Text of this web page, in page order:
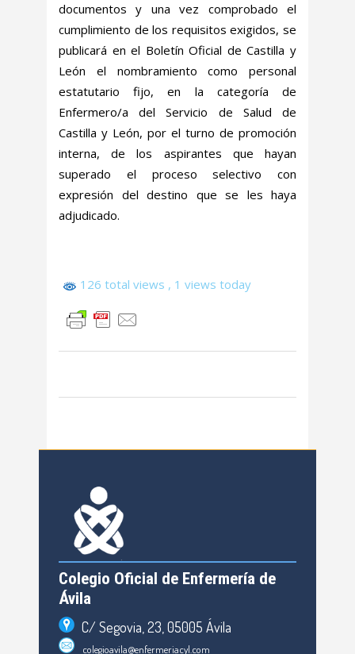
documentos y una vez comprobado el
cumplimiento de los requisitos exigidos, se
publicará en el Boletín Oficial de Castilla y
León el nombramiento como personal
estatutario fijo, en la categoría de
Enfermero/a del Servicio de Salud de
Castilla y León, por el turno de promoción
interna, de los aspirantes que hayan
superado el proceso selectivo con
expresión del destino que se les haya
adjudicado.
126 total views , 1 views today
Colegio Oficial de Enfermería de
Ávila
C/ Segovia, 23, 05005 Ávila
colegioavila@enfermeriacyl.com